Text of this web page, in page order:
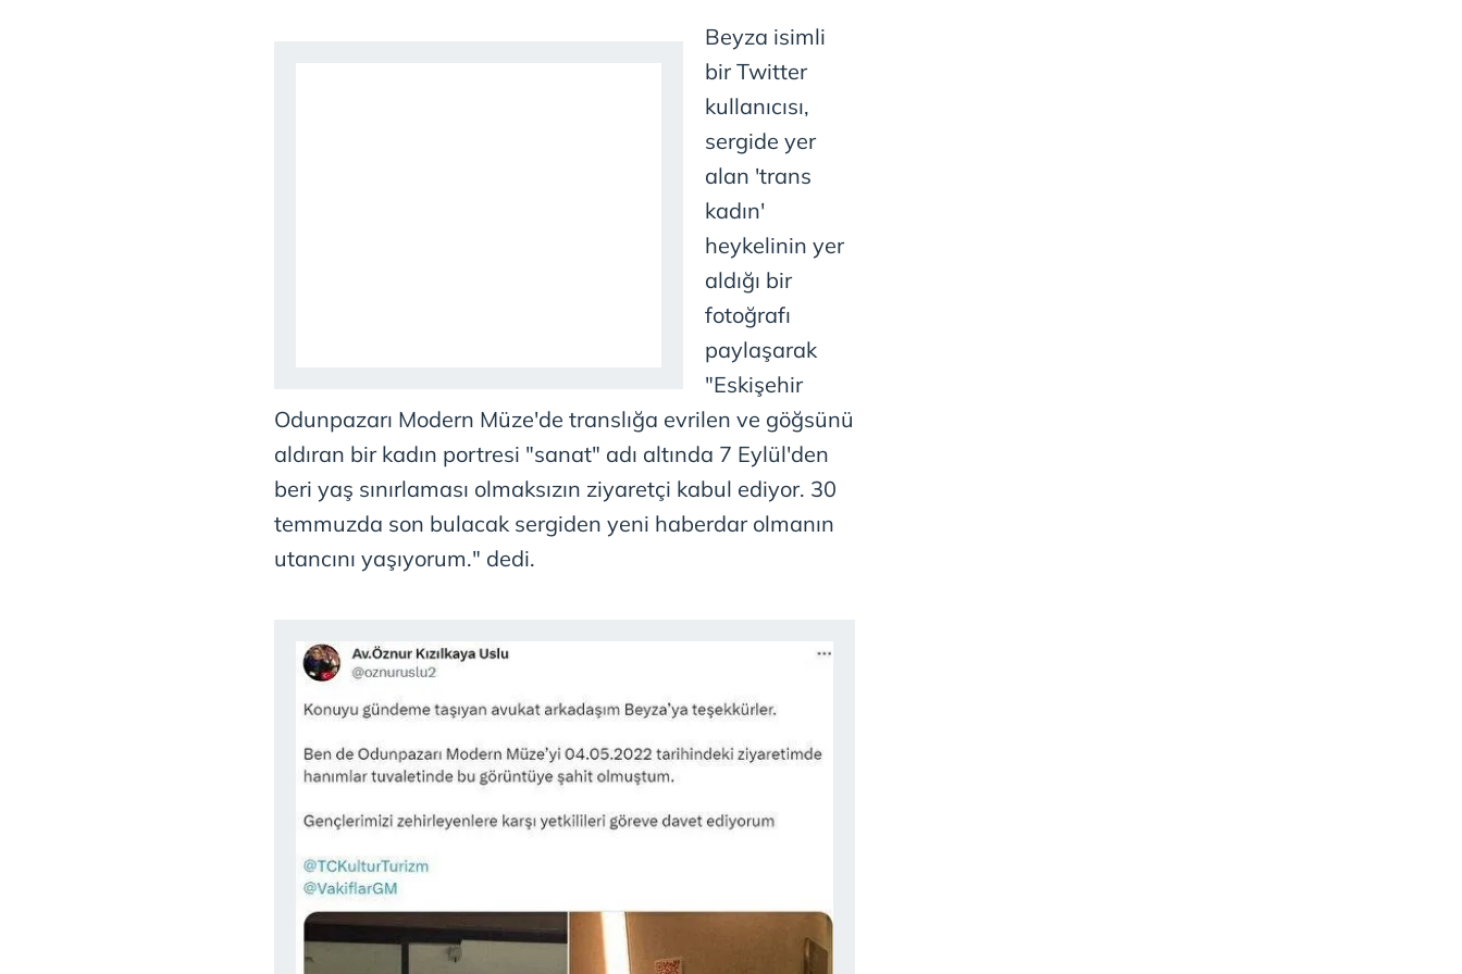
Beyza isimli
bir Twitter
kullanıcısı,
sergide yer
alan 'trans
kadın'
heykelinin yer
aldığı bir
fotoğrafı
paylaşarak
"Eskişehir
Odunpazarı Modern Müze'de translığa evrilen ve göğsünü
aldıran bir kadın portresi "sanat" adı altında 7 Eylül'den
beri yaş sınırlaması olmaksızın ziyaretçi kabul ediyor. 30
temmuzda son bulacak sergiden yeni haberdar olmanın
utancını yaşıyorum." dedi.